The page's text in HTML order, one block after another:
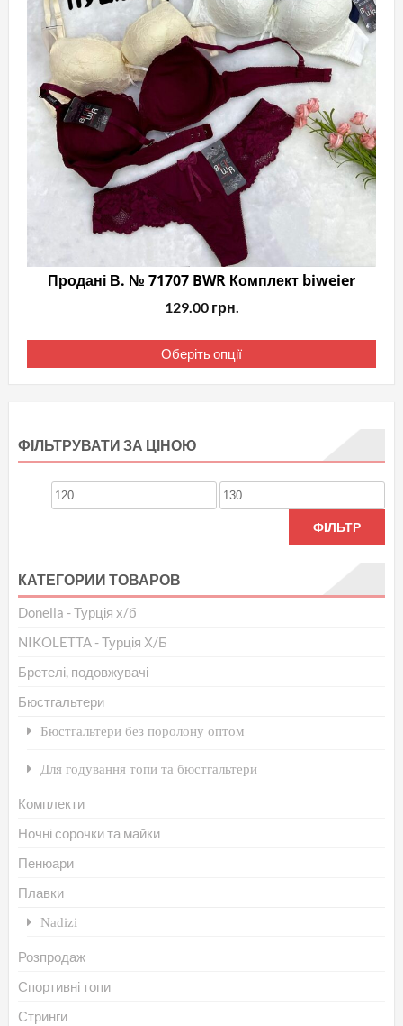
Продані В. № 71707 BWR Комплект biweier
129.00 грн.
Оберіть опції
Цей
ФІЛЬТРУВАТИ ЗА ЦІНОЮ
Мінімальна
Найбільша
ФІЛЬТР
КАТЕГОРИИ ТОВАРОВ
Donella - Турція х/б
NIKOLETTA - Турція Х/Б
Бретелі, подовжувачі
Бюстгальтери
Бюстгальтери без поролону оптом
Для годування топи та бюстгальтери
Комплекти
Ночні сорочки та майки
Пенюари
Плавки
Nadizi
Розпродаж
Спортивні топи
Стринги